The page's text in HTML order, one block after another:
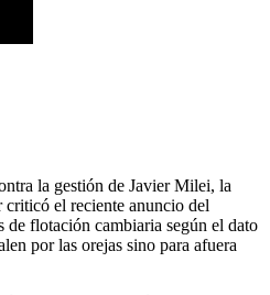
la gestión de Javier Milei, la
el reciente anuncio del
de flotación cambiaria según el dato
por las orejas sino para afuera